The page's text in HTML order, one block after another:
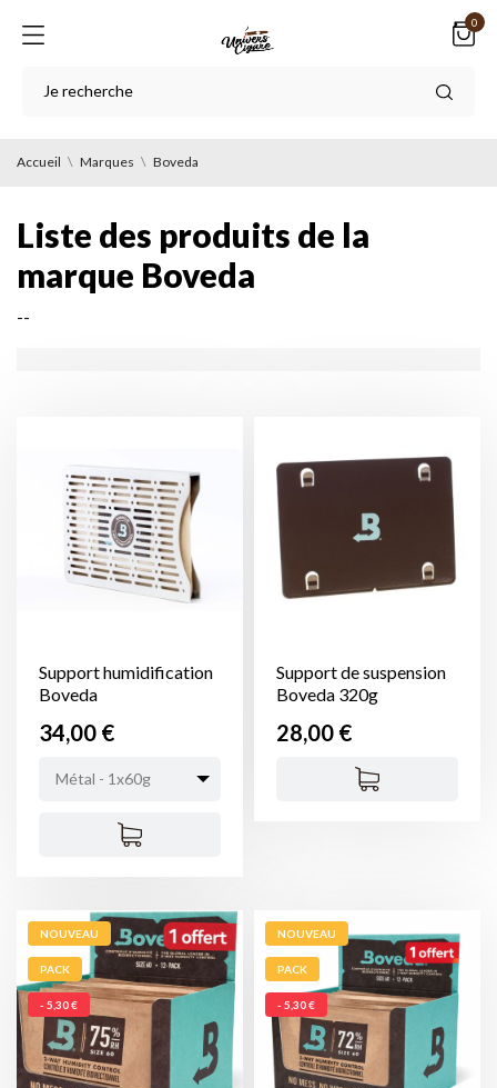
0
Accueil Marques Boveda
Liste des produits de la
marque Boveda
--
Support humidification
Boveda
Prix
34,00 €
Métal - 1x60g
Support de suspension
Boveda 320g
Prix
28,00 €
NOUVEAU
PACK
- 5,30 €
NOUVEAU
PACK
- 5,30 €